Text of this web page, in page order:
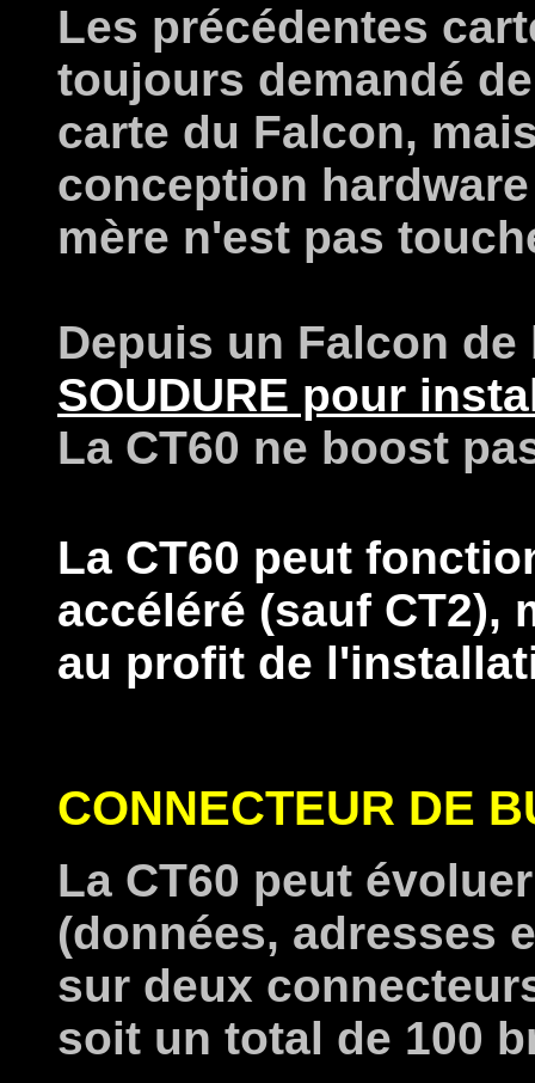
Les précédentes
toujours demandé
carte du Falcon,
conception
mère n'est pas
Depuis un Falcon
SOUDURE pour
La CT60 ne boost
La CT60 peut
accéléré (sauf CT2),
au profit de
CONNECTEUR DE
La CT60 peut
(données, adresses
sur deux
soit un total de 100